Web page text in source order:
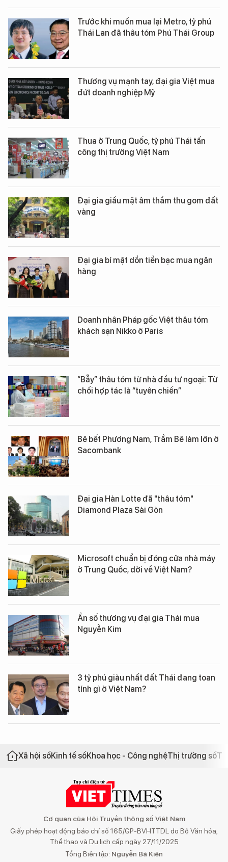
Trước khi muốn mua lại Metro, tỷ phú
Thái Lan đã thâu tóm Phú Thái Group
Thương vụ mạnh tay, đại gia Việt mua
đứt doanh nghiệp Mỹ
Thua ở Trung Quốc, tỷ phú Thái tấn
công thị trường Việt Nam
Đại gia giấu mặt âm thầm thu gom đất
vàng
Đại gia bí mật dồn tiền bạc mua ngân
hàng
Doanh nhân Pháp gốc Việt thâu tóm
khách sạn Nikko ở Paris
“Bẫy” thâu tóm từ nhà đầu tư ngoại: Từ
chối hợp tác là “tuyên chiến”
Bê bết Phương Nam, Trầm Bê làm lớn ở
Sacombank
Đại gia Hàn Lotte đã "thâu tóm"
Diamond Plaza Sài Gòn
Microsoft chuẩn bị đóng cửa nhà máy
ở Trung Quốc, dời về Việt Nam?
Ẩn số thương vụ đại gia Thái mua
Nguyễn Kim
3 tỷ phú giàu nhất đất Thái đang toan
tính gì ở Việt Nam?
Xã hội sốKinh tế sốKhoa học - Công nghệThị trường số
Cơ quan của Hội Truyền thông số Việt Nam
Giấy phép hoạt động báo chí số 165/GP-BVHTTDL do Bộ Văn hóa,
Thể thao và Du lịch cấp ngày 27/11/2025
Tổng Biên tập: Nguyễn Bá Kiên